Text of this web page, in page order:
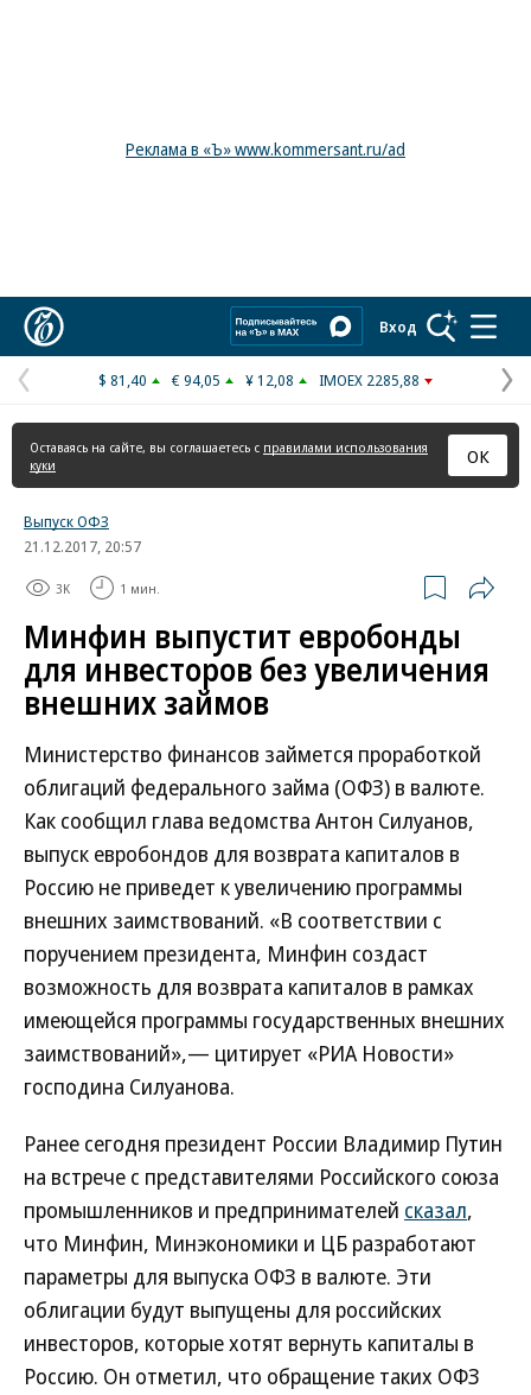
Реклама в «Ъ» www.kommersant.ru/ad
Вход
Предыдущая
страница
$ 81,40 € 94,05 ¥ 12,08 IMOEX 2285,88
Оставаясь на сайте, вы соглашаетесь с правилами использования
куки
ОК
Выпуск ОФЗ
21.12.2017, 20:57
3K 1 мин.
Минфин выпустит евробонды
для инвесторов без увеличения
внешних займов
Министерство финансов займется проработкой
облигаций федерального займа (ОФЗ) в валюте.
Как сообщил глава ведомства Антон Силуанов,
выпуск евробондов для возврата капиталов в
Россию не приведет к увеличению программы
внешних заимствований. «В соответствии с
поручением президента, Минфин создаст
возможность для возврата капиталов в рамках
имеющейся программы государственных внешних
заимствований»,— цитирует «РИА Новости»
господина Силуанова.
Ранее сегодня президент России Владимир Путин
на встрече с представителями Российского союза
промышленников и предпринимателей сказал,
что Минфин, Минэкономики и ЦБ разработают
параметры для выпуска ОФЗ в валюте. Эти
облигации будут выпущены для российских
инвесторов, которые хотят вернуть капиталы в
Россию. Он отметил, что обращение таких ОФЗ